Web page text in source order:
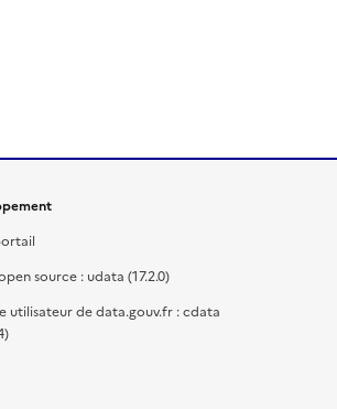
source : udata (17.2.0)
utilisateur de data.gouv.fr : cdata